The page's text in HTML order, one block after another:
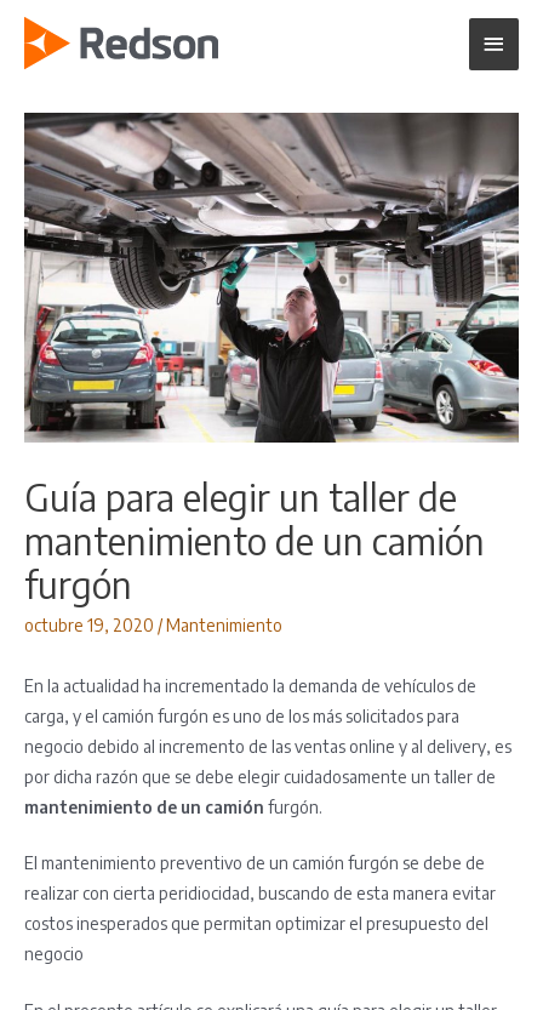
contenido
Menú
Guía para elegir un taller de
mantenimiento de un camión
furgón
octubre 19, 2020 /Mantenimiento
En la actualidad ha incrementado la demanda de vehículos de
carga, y el camión furgón es uno de los más solicitados para
negocio debido al incremento de las ventas online y al delivery, es
por dicha razón que se debe elegir cuidadosamente un taller de
mantenimiento de un camión furgón.
El mantenimiento preventivo de un camión furgón se debe de
realizar con cierta peridiocidad, buscando de esta manera evitar
costos inesperados que permitan optimizar el presupuesto del
negocio